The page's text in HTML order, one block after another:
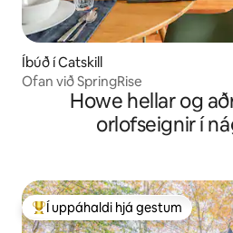
Íbúð í Catskill
Ofan við SpringRise
Howe hellar og
orlofseignir í
Í mestu uppáhaldi hjá gestum
Í uppáhaldi hjá gestum